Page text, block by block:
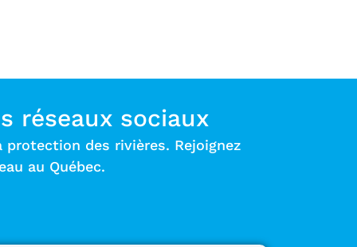
réseaux sociaux
des rivières. Rejoignez
au Québec.